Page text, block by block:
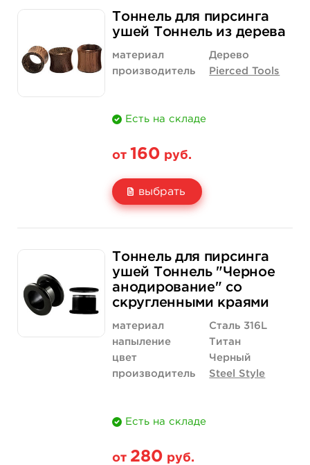
Количество
150 руб.
от 80 руб.
нет на складе
150 руб.
от 80 руб.
нет на складе
Тоннель для пирсинга
ушей Тоннель из дерева
материал
Дерево
производитель
Pierced Tools
Есть на складе
от 160 руб.
выбрать
Количество нет на складе
160 руб.
нет на складе
Тоннель для пирсинга
ушей Тоннель "Черное
анодирование" со
скругленными краями
материал
Сталь 316L
напыление
Титан
цвет
Черный
производитель
Steel Style
Есть на складе
от 280 руб.